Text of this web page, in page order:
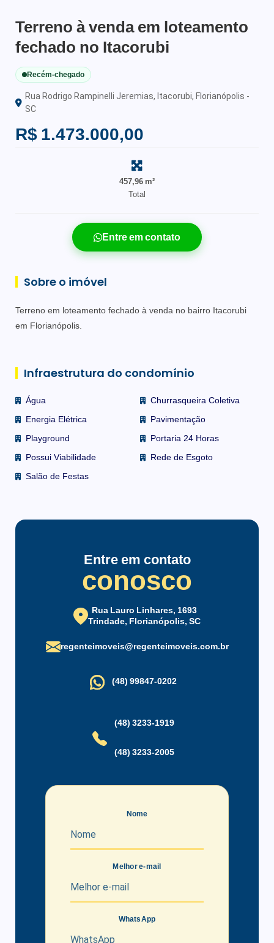
Terreno à venda em loteamento
fechado no Itacorubi
Recém-chegado
Rua Rodrigo Rampinelli Jeremias, Itacorubi, Florianópolis -
SC
R$ 1.473.000,00
457,96 m²
Total
Entre em contato
Sobre o imóvel
Terreno em loteamento fechado à venda no bairro Itacorubi
em Florianópolis.
Infraestrutura do condomínio
Água
Churrasqueira Coletiva
Energia Elétrica
Pavimentação
Playground
Portaria 24 Horas
Possui Viabilidade
Rede de Esgoto
Salão de Festas
Entre em contato
conosco
Rua Lauro Linhares, 1693
Trindade, Florianópolis, SC
regenteimoveis@regenteimoveis.com.br
(48) 99847-0202
(48) 3233-1919
(48) 3233-2005
Nome
Melhor e-mail
WhatsApp